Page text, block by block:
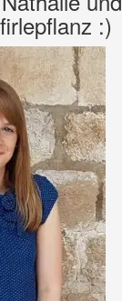
:)